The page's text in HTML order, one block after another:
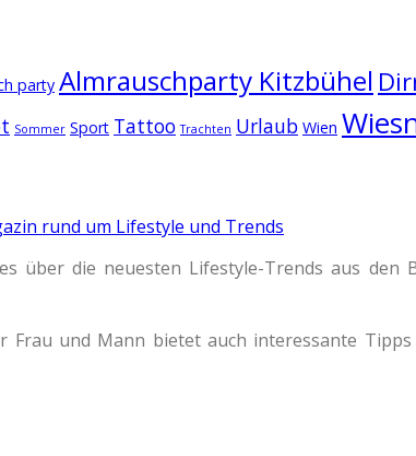
party Almrauschparty Kitzbühel
Sommer Sport Tattoo Trachten Urlaub Wien
rund um Lifestyle und Trends
über die neuesten Lifestyle-Trends aus den
Frau und Mann bietet auch interessante